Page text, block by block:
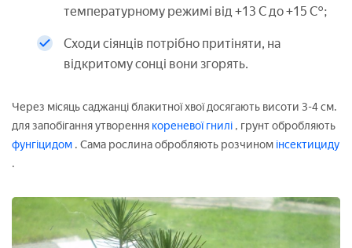
температурному режимі від +13 С до +15 С°;
Сходи сіянців потрібно притіняти, на
відкритому сонці вони згорять.
Через місяць саджанці блакитної хвої досягають висоти 3-4 см.
для запобігання утворення кореневої гнилі , грунт обробляють
фунгіцидом . Сама рослина обробляють розчином інсектициду
.